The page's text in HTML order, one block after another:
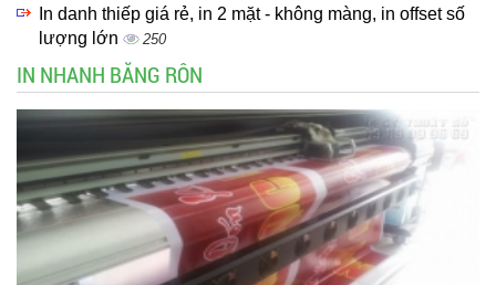
In danh thiếp giá rẻ, in 2 mặt - không màng, in offset số
lượng lớn
250
IN NHANH BĂNG RÔN